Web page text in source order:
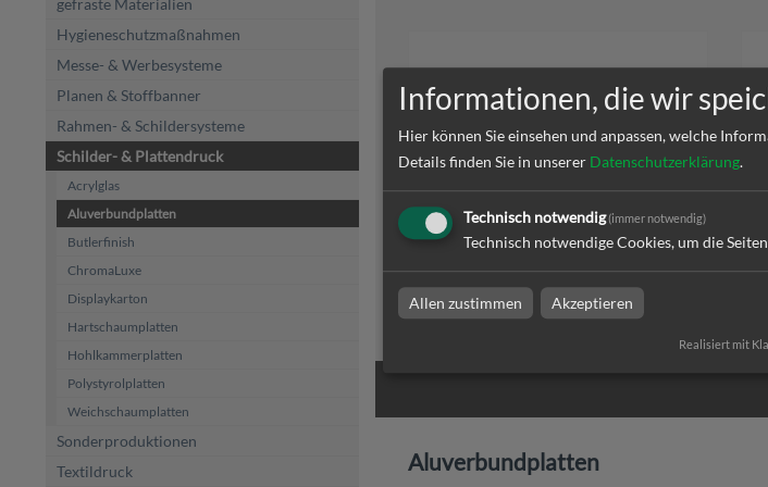
gefräste Materialien
Hygieneschutzmaßnahmen
Messe- & Werbesysteme
Planen & Stoffbanner
Rahmen- & Schildersysteme
Schilder- & Plattendruck
Acrylglas
Aluverbundplatten
Butlerfinish
ChromaLuxe
Displaykarton
Hartschaumplatten
Hohlkammerplatten
Polystyrolplatten
Weichschaumplatten
Sonderproduktionen
Textildruck
zum Artikel
Aluverbundplatten
Informationen, die wir
Hier können Sie einsehen und anpassen, welche
Details finden Sie in unserer Datenschutzerklärung.
Technisch notwendig(immer notwendig)
Technisch notwendige Cookies, um die
Allen zustimmen Akzeptieren
Realisiert mit